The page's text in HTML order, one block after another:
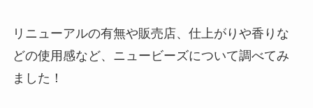
リニューアルの有無や販売店、仕上がりや香りな
どの使用感など、ニュービーズについて調べてみ
ました！